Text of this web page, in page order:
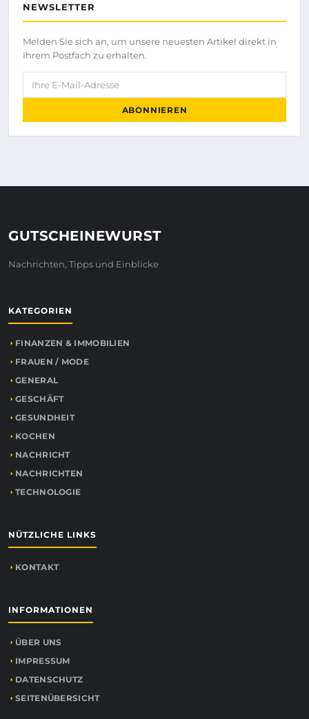
NEWSLETTER
Melden Sie sich an, um unsere neuesten Artikel direkt in
Ihrem Postfach zu erhalten.
Ihre E-Mail-Adresse
ABONNIEREN
GUTSCHEINEWURST
Nachrichten, Tipps und Einblicke
KATEGORIEN
FINANZEN & IMMOBILIEN
FRAUEN / MODE
GENERAL
GESCHÄFT
GESUNDHEIT
KOCHEN
NACHRICHT
NACHRICHTEN
TECHNOLOGIE
NÜTZLICHE LINKS
KONTAKT
INFORMATIONEN
ÜBER UNS
IMPRESSUM
DATENSCHUTZ
SEITENÜBERSICHT